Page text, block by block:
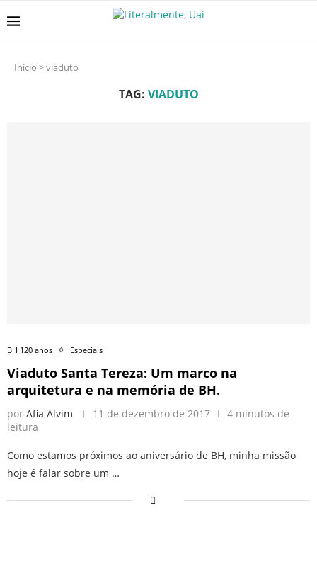
Início >viaduto
TAG: VIADUTO
BH 120 anos Especiais
Viaduto Santa Tereza: Um marco na
arquitetura e na memória de BH.
por Afia Alvim 11 de dezembro de 2017
4 minutos de
leitura
Como estamos próximos ao aniversário de BH, minha missão
hoje é falar sobre um …